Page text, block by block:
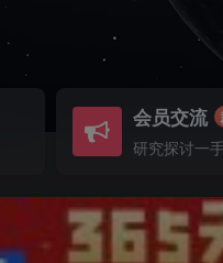
会员交流
研究探讨一